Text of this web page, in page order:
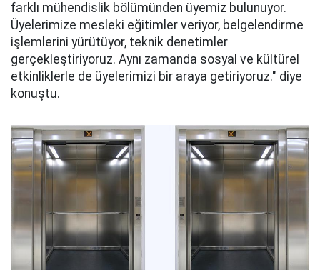
farklı mühendislik bölümünden üyemiz bulunuyor.
Üyelerimize mesleki eğitimler veriyor, belgelendirme
işlemlerini yürütüyor, teknik denetimler
gerçekleştiriyoruz. Aynı zamanda sosyal ve kültürel
etkinliklerle de üyelerimizi bir araya getiriyoruz." diye
konuştu.